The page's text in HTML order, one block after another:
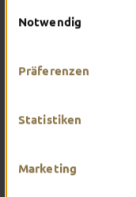
Notwendig
Präferenzen
Statistiken
Marketing